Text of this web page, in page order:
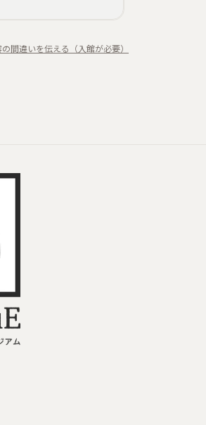
みなとみらい
間違いを伝える（入館が必要）